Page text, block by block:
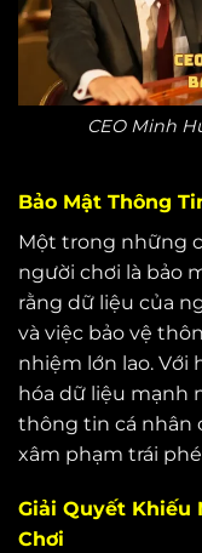
CEO Minh
Bảo Mật Thông
Một trong những
người chơi là bảo
rằng dữ liệu của
và việc bảo vệ
nhiệm lớn lao. Với
hóa dữ liệu mạnh
thông tin cá nhân
xâm phạm trái
Giải Quyết Khiếu
Chơi